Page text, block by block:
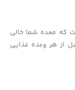
که معده شما خالی
ناشتا یا 0.5ساعت قبل از هر وعده غذایی